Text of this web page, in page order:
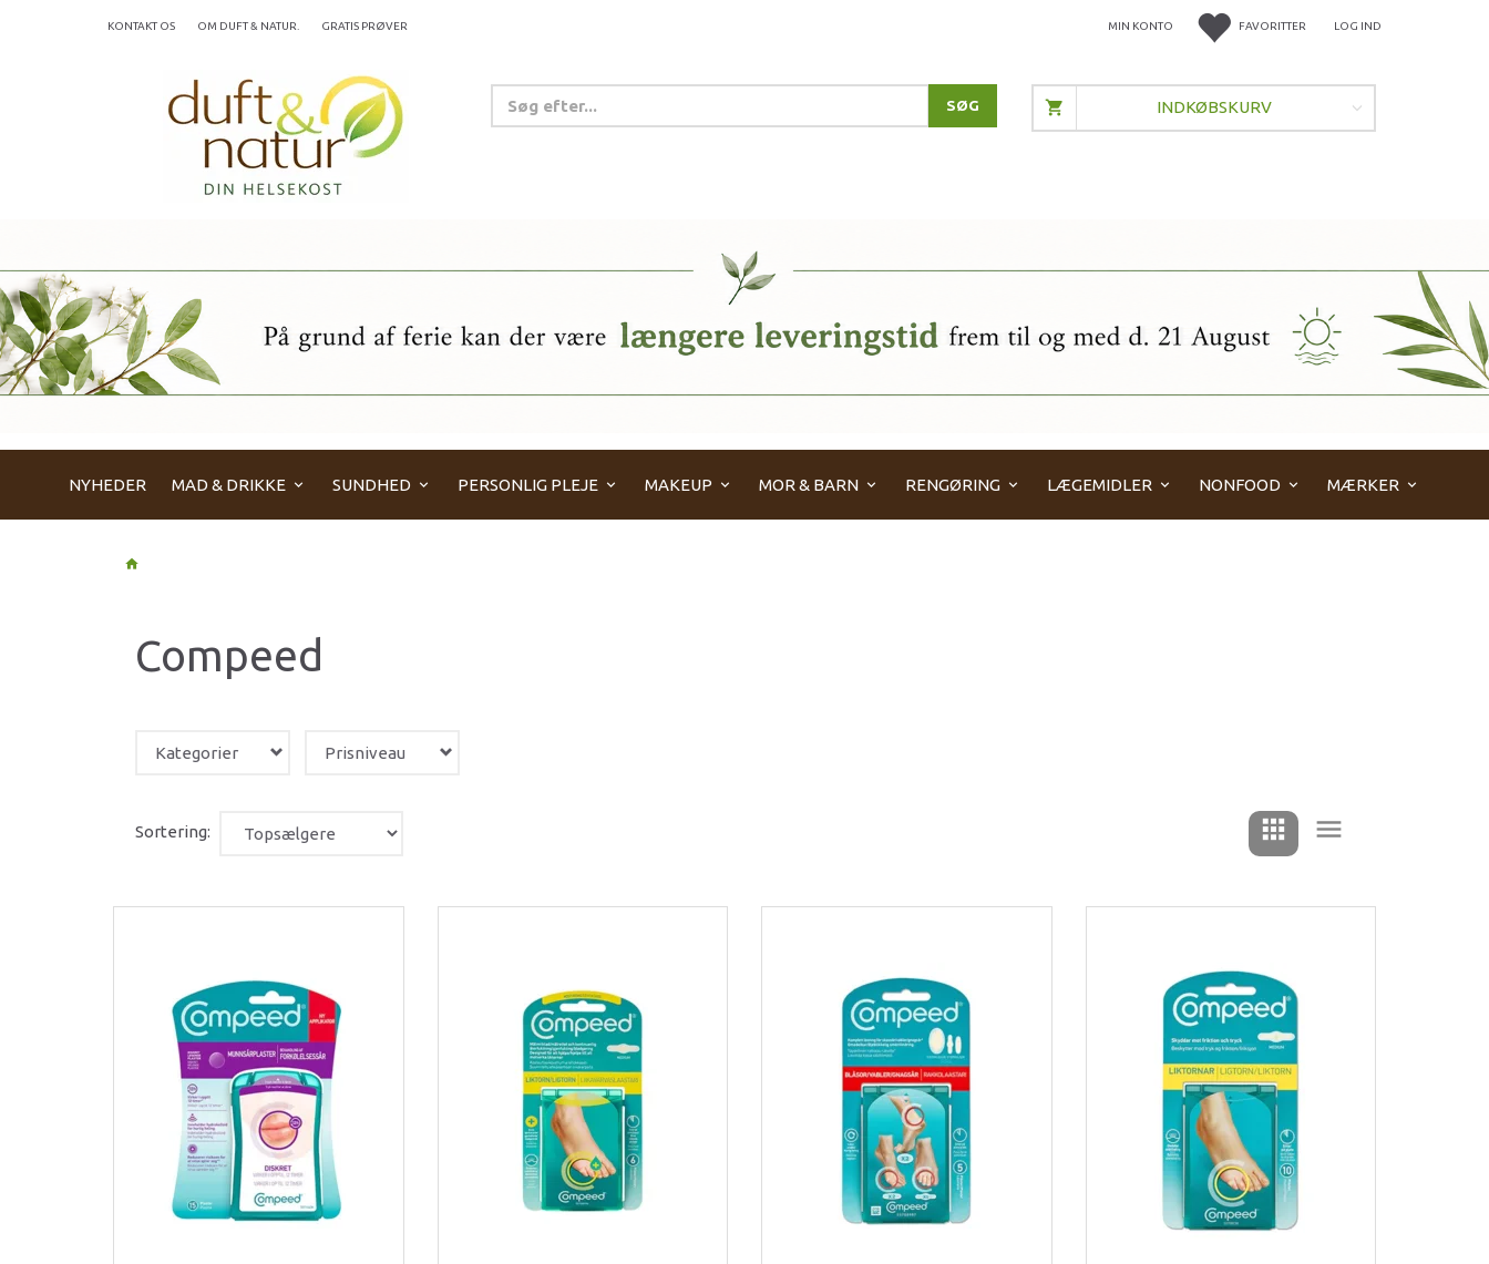
FAVORITTER LOG IND
MIN KONTO
KONTAKT OS OM DUFT & NATUR. GRATIS PRØVER
SØG INDKØBSKURV
NYHEDER MAD & DRIKKE SUNDHED PERSONLIG PLEJE MAKEUP MOR & BARN RENGØRING LÆGEMIDLER NONFOOD MÆRKER
Compeed
Kategorier Prisniveau
Sortering: